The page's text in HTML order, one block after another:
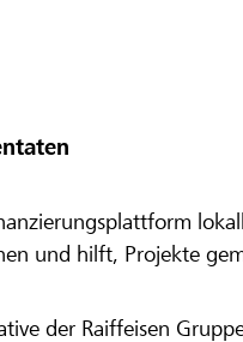
und hilft, Projekte
der Raiffeisen